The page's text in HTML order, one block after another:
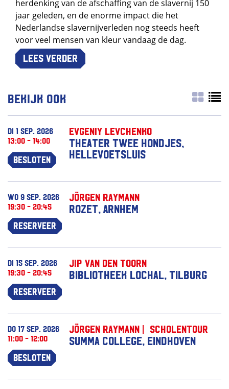
herdenking van de afschaffing van de slavernij 150
jaar geleden, en de enorme impact die het
Nederlandse slavernijverleden nog steeds heeft
voor veel mensen van kleur vandaag de dag.
Lees verder
Bekijk ook
Evgeniy Levchenko
Theater Twee Hondjes,
Hellevoetsluis
di 1 sep. 2026
13:00 - 14:00
Besloten
Jörgen Raymann
Rozet, Arnhem
wo 9 sep. 2026
19:30 - 20:45
Reserveer
Jip van den Toorn
Bibliotheek Lochal, Tilburg
di 15 sep. 2026
19:30 - 20:45
Reserveer
Jörgen Raymann | Scholentour
Summa College, Eindhoven
do 17 sep. 2026
11:00 - 12:00
Besloten